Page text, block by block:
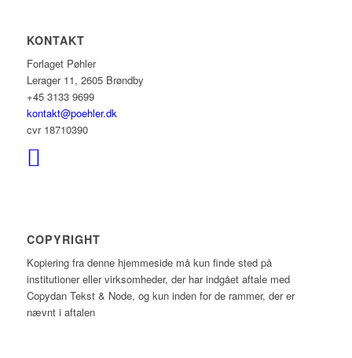
KONTAKT
Forlaget Pøhler
Lerager 11, 2605 Brøndby
+45 3133 9699
kontakt@poehler.dk
cvr 18710390
COPYRIGHT
Kopiering fra denne hjemmeside må kun finde sted på
institutioner eller virksomheder, der har indgået aftale med
Copydan Tekst & Node, og kun inden for de rammer, der er
nævnt i aftalen